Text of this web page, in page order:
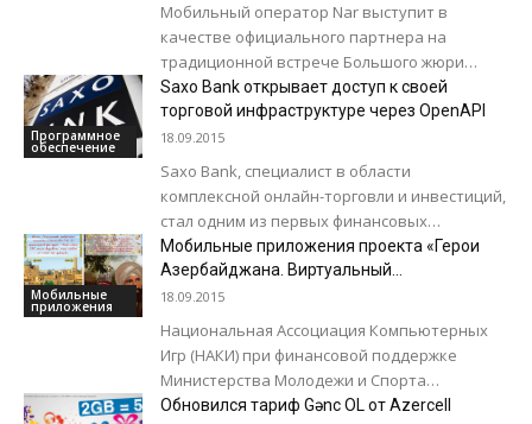
Мобильный оператор Nar выступит в
качестве официального партнера на
традиционной встрече Большого жюри
World Summit Award, которая проходит в
Баку с 17 по 19...
Программное
обеспечение
Saxo Bank открывает доступ к своей
торговой инфраструктуре через OpenAPI
18.09.2015
Saxo Bank, специалист в области
комплексной онлайн-торговли и инвестиций,
стал одним из первых финансовых
институтов, предоставивших доступ к своей
торговой инфраструктуре через новый API...
Мобильные
приложения
Мобильные приложения проекта «Герои
Азербайджана. Виртуальный
путеводитель»
18.09.2015
Национальная Ассоциация Компьютерных
Игр (НАКИ) при финансовой поддержке
Министерства Молодежи и Спорта
Азербайджанской Республики завершила
Обновился тариф Gənc OL от Azercell